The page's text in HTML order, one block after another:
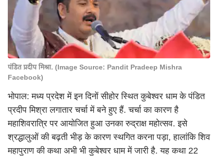
पंडित प्रदीप मिश्रा. (Image Source: Pandit Pradeep Mishra
Facebook)
भोपाल: मध्य प्रदेश में इन दिनों सीहोर स्थित कुबेश्वर धाम के पंडित
प्रदीप मिश्रा लगातार चर्चा में बने हुए हैं. चर्चा का कारण है
महाशिवरात्रि पर आयोजित हुआ उनका रुद्राक्ष महोत्सव. इसे
श्रद्धालुओं की बढ़ती भीड़ के कारण स्थगित करना पड़ा, हालांकि शिव
महापुराण की कथा अभी भी कुबेश्वर धाम में जारी है. यह कथा 22